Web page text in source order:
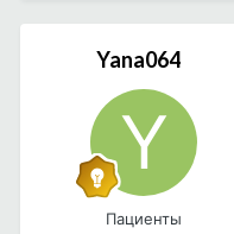
Yana064
Пациенты